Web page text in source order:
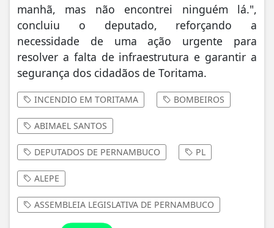
manhã, mas não encontrei ninguém lá.",
concluiu o deputado, reforçando a
necessidade de uma ação urgente para
resolver a falta de infraestrutura e garantir a
segurança dos cidadãos de Toritama.
INCENDIO EM TORITAMA BOMBEIROS
ABIMAEL SANTOS
DEPUTADOS DE PERNAMBUCO PL
ALEPE
ASSEMBLEIA LEGISLATIVA DE PERNAMBUCO